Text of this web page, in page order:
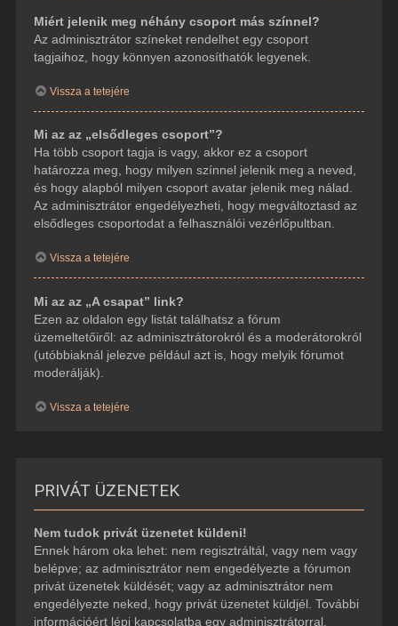
Miért jelenik meg néhány csoport más színnel?
Az adminisztrátor színeket rendelhet egy csoport
tagjaihoz, hogy könnyen azonosíthatók legyenek.
Vissza a tetejére
Mi az az „elsődleges csoport”?
Ha több csoport tagja is vagy, akkor ez a csoport
határozza meg, hogy milyen színnel jelenik meg a neved,
és hogy alapból milyen csoport avatar jelenik meg nálad.
Az adminisztrátor engedélyezheti, hogy megváltoztasd az
elsődleges csoportodat a felhasználói vezérlőpultban.
Vissza a tetejére
Mi az az „A csapat” link?
Ezen az oldalon egy listát találhatsz a fórum
üzemeltetőiről: az adminisztrátorokról és a moderátorokról
(utóbbiaknál jelezve például azt is, hogy melyik fórumot
moderálják).
Vissza a tetejére
PRIVÁT ÜZENETEK
Nem tudok privát üzenetet küldeni!
Ennek három oka lehet: nem regisztráltál, vagy nem vagy
belépve; az adminisztrátor nem engedélyezte a fórumon
privát üzenetek küldését; vagy az adminisztrátor nem
engedélyezte neked, hogy privát üzenetet küldjél. További
információért lépj kapcsolatba egy adminisztrátorral.